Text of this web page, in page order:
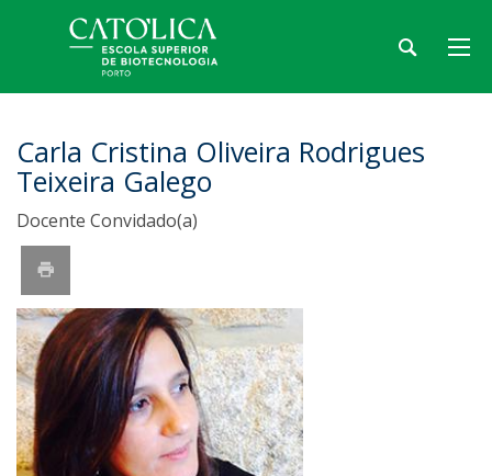
Carla Cristina Oliveira Rodrigues
Teixeira Galego
Docente Convidado(a)